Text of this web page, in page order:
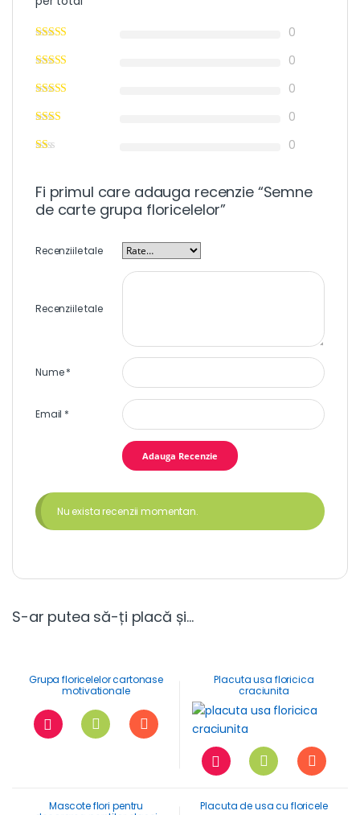
0
0
0
0
0
Fi primul care adauga recenzie “Semne
de carte grupa floricelelor”
Recenziile tale
Recenziile tale
Nume*
Email *
Nu exista recenzii momentan.
S-ar putea să-ți placă și…
Grupa floricelelor cartonase
motivationale
Placuta usa floricica
craciunita
Mascote flori pentru
Placuta de usa cu floricele